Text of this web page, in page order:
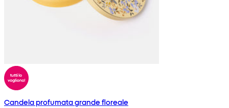
Candela profumata grande floreale